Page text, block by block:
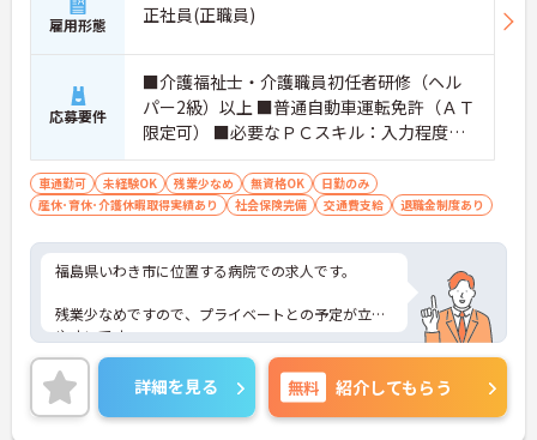
雇用形態 正社員(正職員)
応募要件
■介護福祉士・介護職員初任者研修（ヘル
パー2級）以上 ■普通自動車運転免許（ＡＴ
限定可） ■必要なＰＣスキル：入力程度
（ワード、エクセル）※但し、ＰＣスキル
で不安のある方は、採用後必要に応じてお
教えします。 は、採用後必要に応じてお教
経験あれば尚可
車通勤可 未経験OK 残業少なめ 無資格OK
日勤のみ
産休･育休･介護休暇取得実績あり
社会保険完備 交通費支給 退職金制度あり
福島県いわき市に位置する病院での求人です。
残業少なめですので、プライベートとの予定が立て
やすいです。
ご興味のある方は、お気軽にお問い合わせくださ
い。
詳細を見る 無料 紹介してもらう